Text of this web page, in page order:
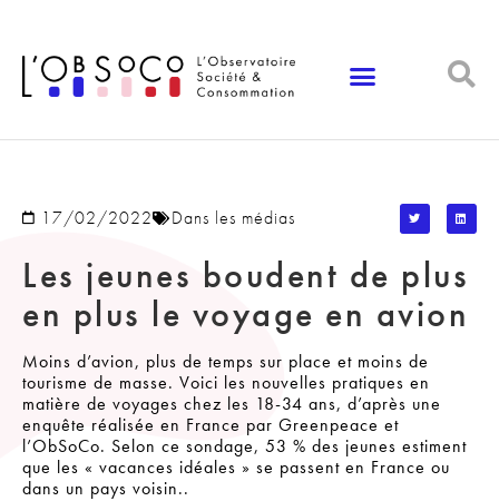
17/02/2022 Dans les médias
Les jeunes boudent de plus
en plus le voyage en avion
Moins d’avion, plus de temps sur place et moins de
tourisme de masse. Voici les nouvelles pratiques en
matière de voyages chez les 18-34 ans, d’après une
enquête réalisée en France par Greenpeace et
l’ObSoCo. Selon ce sondage, 53 % des jeunes estiment
que les « vacances idéales » se passent en France ou
dans un pays voisin..